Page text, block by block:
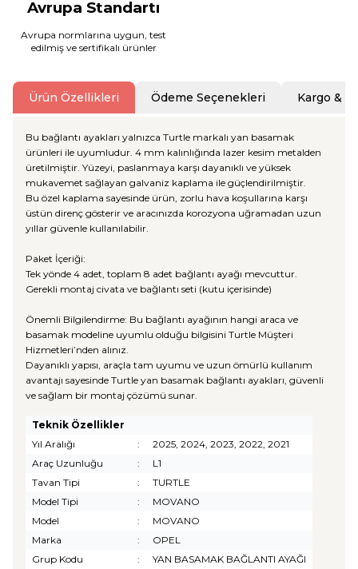
Avrupa Standartı
Avrupa normlarına uygun, test
edilmiş ve sertifikalı ürünler
Ürün Özellikleri Ödeme Seçenekleri Kargo &
Bu bağlantı ayakları yalnızca Turtle markalı yan basamak
ürünleri ile uyumludur. 4 mm kalınlığında lazer kesim metalden
üretilmiştir. Yüzeyi, paslanmaya karşı dayanıklı ve yüksek
mukavemet sağlayan galvaniz kaplama ile güçlendirilmiştir.
Bu özel kaplama sayesinde ürün, zorlu hava koşullarına karşı
üstün direnç gösterir ve aracınızda korozyona uğramadan uzun
yıllar güvenle kullanılabilir.
Paket İçeriği:
Tek yönde 4 adet, toplam 8 adet bağlantı ayağı mevcuttur.
Gerekli montaj civata ve bağlantı seti (kutu içerisinde)
Önemli Bilgilendirme: Bu bağlantı ayağının hangi araca ve
basamak modeline uyumlu olduğu bilgisini Turtle Müşteri
Hizmetleri’nden alınız.
Dayanıklı yapısı, araçla tam uyumu ve uzun ömürlü kullanım
avantajı sayesinde Turtle yan basamak bağlantı ayakları, güvenli
ve sağlam bir montaj çözümü sunar.
Teknik Özellikler
Yıl Aralığı
:
2025, 2024, 2023, 2022, 2021
Araç Uzunluğu
:
L1
Tavan Tipi
:
TURTLE
Model Tipi
:
MOVANO
Model
:
MOVANO
Marka
:
OPEL
Grup Kodu
:
YAN BASAMAK BAĞLANTI AYAĞI